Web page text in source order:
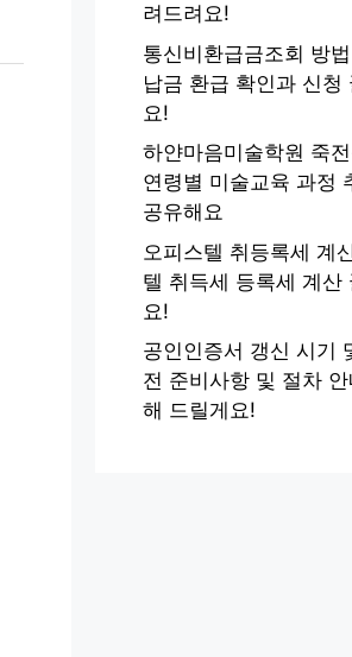
려드려요!
통신비환급금조회 방
납금 환급 확인과 신청
요!
하얀마음미술학원 죽전
연령별 미술교육 과정
공유해요
오피스텔 취등록세 계
텔 취득세 등록세 계산
요!
공인인증서 갱신 시기
전 준비사항 및 절차
해 드릴게요!